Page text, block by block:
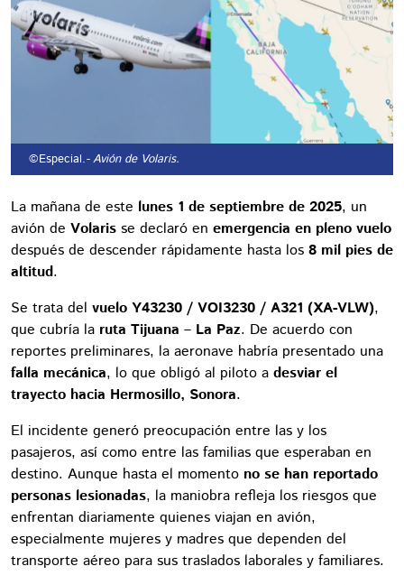
©Especial.- Avión de Volaris.
La mañana de este lunes 1 de septiembre de 2025, un
avión de Volaris se declaró en emergencia en pleno vuelo
después de descender rápidamente hasta los 8 mil pies de
altitud.
Se trata del vuelo Y43230 / VOI3230 / A321 (XA-VLW),
que cubría la ruta Tijuana – La Paz. De acuerdo con
reportes preliminares, la aeronave habría presentado una
falla mecánica, lo que obligó al piloto a desviar el
trayecto hacia Hermosillo, Sonora.
El incidente generó preocupación entre las y los
pasajeros, así como entre las familias que esperaban en
destino. Aunque hasta el momento no se han reportado
personas lesionadas, la maniobra refleja los riesgos que
enfrentan diariamente quienes viajan en avión,
especialmente mujeres y madres que dependen del
transporte aéreo para sus traslados laborales y familiares.